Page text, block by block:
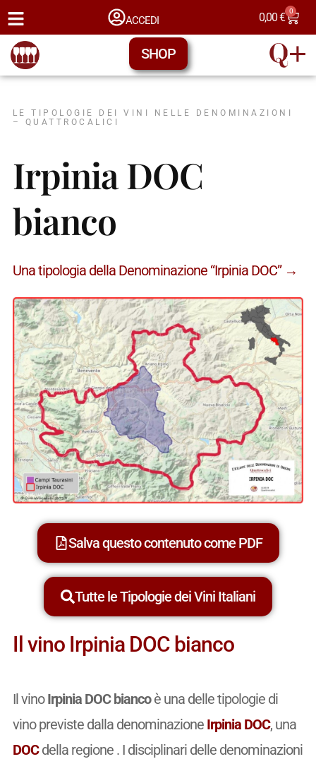
ACCEDI 0,00€ 0
SHOP
LE TIPOLOGIE DEI VINI NELLE DENOMINAZIONI
– QUATTROCALICI
Irpinia DOC
bianco
Una tipologia della Denominazione “Irpinia DOC” →
Salva questo contenuto come PDF
Tutte le Tipologie dei Vini Italiani
Il vino Irpinia DOC bianco
Il vinoIrpinia DOC biancoè una delle tipologie di
vino previste dalla denominazione Irpinia DOC, una
DOCdella regione . I disciplinari delle denominazioni